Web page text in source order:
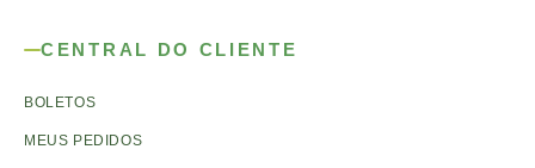
CENTRAL DO CLIENTE
BOLETOS
MEUS PEDIDOS